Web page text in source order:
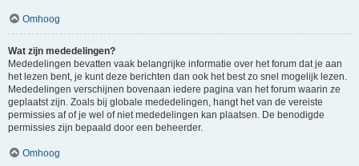
Omhoog
Wat zijn mededelingen?
Mededelingen bevatten vaak belangrijke informatie over het forum dat je aan
het lezen bent, je kunt deze berichten dan ook het best zo snel mogelijk lezen.
Mededelingen verschijnen bovenaan iedere pagina van het forum waarin ze
geplaatst zijn. Zoals bij globale mededelingen, hangt het van de vereiste
permissies af of je wel of niet mededelingen kan plaatsen. De benodigde
permissies zijn bepaald door een beheerder.
Omhoog